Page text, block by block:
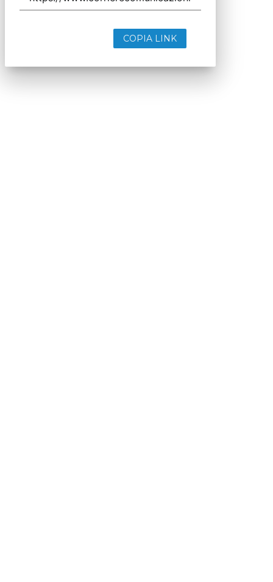
COPIA LINK